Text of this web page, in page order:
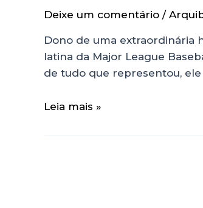
Deixe um comentário /
Dono de uma extraordinária
latina da Major League
de tudo que representou,
Leia mais »